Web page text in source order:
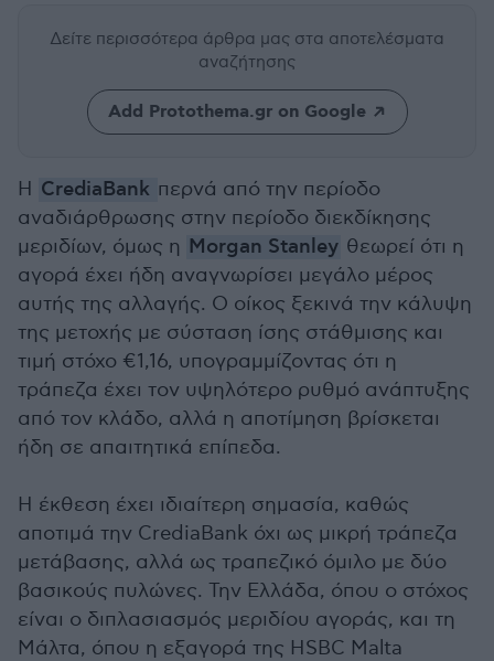
Δείτε περισσότερα άρθρα μας στα αποτελέσματα
αναζήτησης
Add Protothema.gr on Google
Η CrediaBank περνά από την περίοδο
αναδιάρθρωσης στην περίοδο διεκδίκησης
μεριδίων, όμως η Morgan Stanley θεωρεί ότι η
αγορά έχει ήδη αναγνωρίσει μεγάλο μέρος
αυτής της αλλαγής. Ο οίκος ξεκινά την κάλυψη
της μετοχής με σύσταση ίσης στάθμισης και
τιμή στόχο €1,16, υπογραμμίζοντας ότι η
τράπεζα έχει τον υψηλότερο ρυθμό ανάπτυξης
από τον κλάδο, αλλά η αποτίμηση βρίσκεται
ήδη σε απαιτητικά επίπεδα.
Η έκθεση έχει ιδιαίτερη σημασία, καθώς
αποτιμά την CrediaBank όχι ως μικρή τράπεζα
μετάβασης, αλλά ως τραπεζικό όμιλο με δύο
βασικούς πυλώνες. Την Ελλάδα, όπου ο στόχος
είναι ο διπλασιασμός μεριδίου αγοράς, και τη
Μάλτα, όπου η εξαγορά της HSBC Malta